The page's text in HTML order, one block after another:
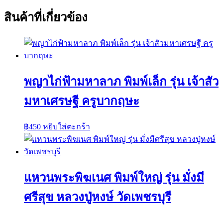
สินค้าที่เกี่ยวข้อง
พญาไก่ฟ้ามหาลาภ พิมพ์เล็ก รุ่น เจ้าสัว
มหาเศรษฐี ครูบากฤษะ
฿450 หยิบใส่ตะกร้า
แหวนพระพิฆเนศ พิมพ์ใหญ่ รุ่น มั่งมี
ศรีสุข หลวงปู่หงษ์ วัดเพชรบุรี